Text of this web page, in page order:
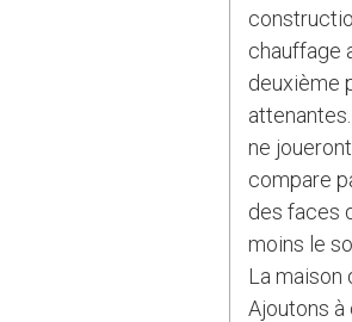
chauffage
deuxième
ne
compare
des faces
moins le
La maison
Ajoutons à